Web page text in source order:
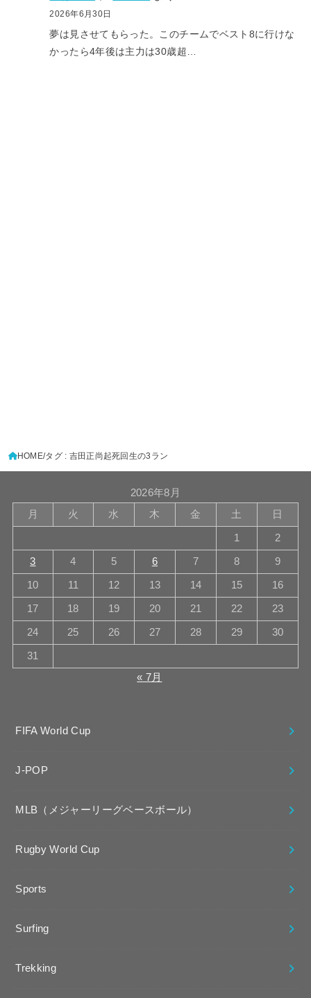
2026年6月30日
夢は見させてもらった。このチームでベスト8に行けな
かったら4年後は主力は30歳超…
HOME タグ : 吉田正尚起死回生の3ラン
2026年8月
月
火 水 木 金 土 日
1 2
3 4 5 6 7 8 9
10 11 12 13 14 15 16
17 18 19 20 21 22 23
24 25 26 27 28 29 30
31
« 7月
FIFA World Cup
J-POP
MLB（メジャーリーグベースボール）
Rugby World Cup
Sports
Surfing
Trekking